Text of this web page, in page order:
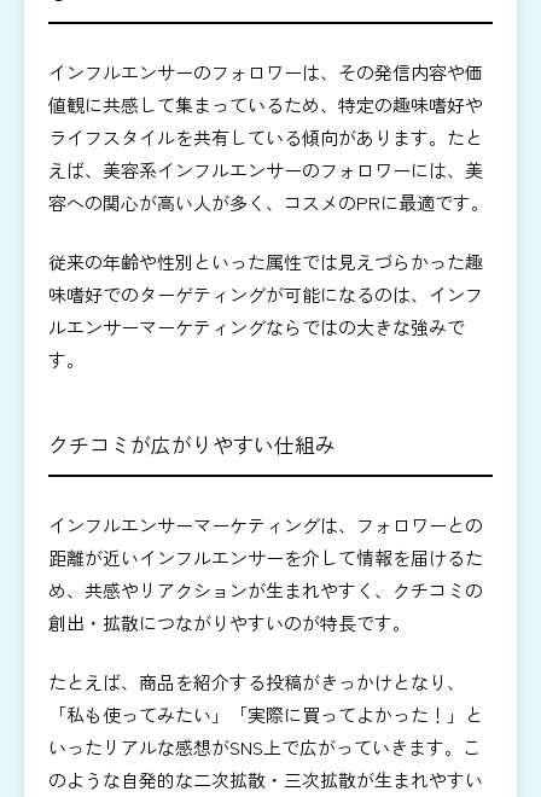
インフルエンサーのフォロワーは、その発信内容や価
値観に共感して集まっているため、特定の趣味嗜好や
ライフスタイルを共有している傾向があります。たと
えば、美容系インフルエンサーのフォロワーには、美
容への関心が高い人が多く、コスメのPRに最適です。
従来の年齢や性別といった属性では見えづらかった趣
味嗜好でのターゲティングが可能になるのは、インフ
ルエンサーマーケティングならではの大きな強みで
す。
クチコミが広がりやすい仕組み
インフルエンサーマーケティングは、フォロワーとの
距離が近いインフルエンサーを介して情報を届けるた
め、共感やリアクションが生まれやすく、クチコミの
創出・拡散につながりやすいのが特長です。
たとえば、商品を紹介する投稿がきっかけとなり、
「私も使ってみたい」「実際に買ってよかった！」と
いったリアルな感想がSNS上で広がっていきます。こ
のような自発的な二次拡散・三次拡散が生まれやすい